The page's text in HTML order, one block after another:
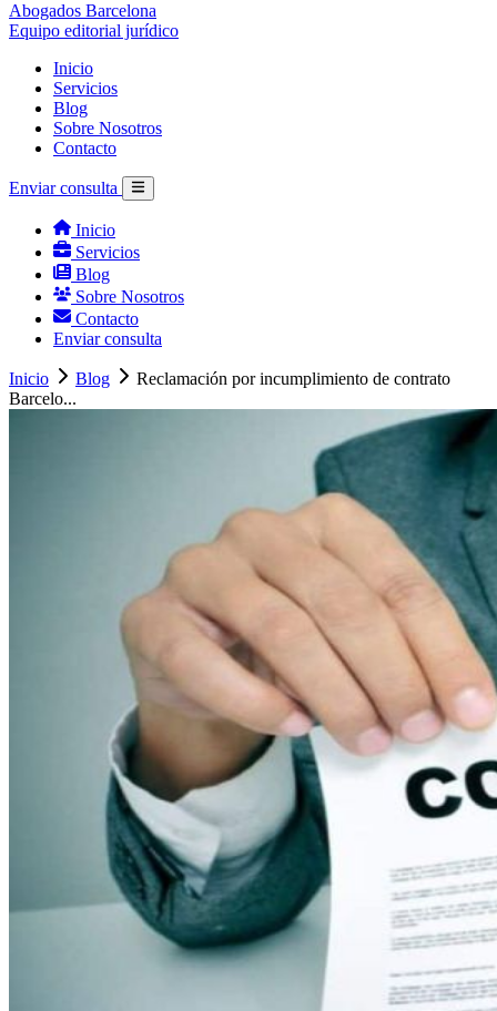
Abogados Barcelona
Equipo editorial jurídico
Inicio
Servicios
Blog
Sobre Nosotros
Contacto
Enviar consulta
Inicio
Servicios
Blog
Sobre Nosotros
Contacto
Enviar consulta
Inicio Blog
Reclamación por incumplimiento de contrato
Barcelo...